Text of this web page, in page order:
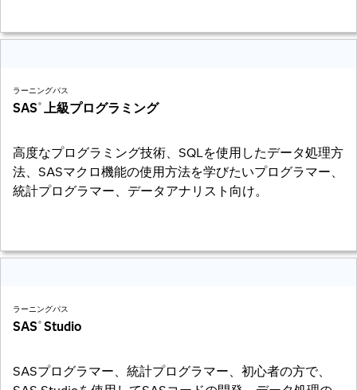
ラーニングパス
SAS ® 上級プログラミング
高度なプログラミング技術、SQLを使用したデータ処理方
法、SASマクロ機能の使用方法を学びたいプログラマー、
統計プログラマー、データアナリスト向け。
ラーニングパス
SAS ® Studio
SASプログラマー、統計プログラマー、初心者の方で、